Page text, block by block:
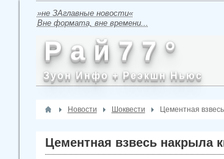
»не ЗАглавные новости«
Вне формата, вне времени...
Р а й 7 7 °
Зуон Инфо + Реэкшн Ньюс
Новости Шоквести Цементная
Цементная взвесь накрыла